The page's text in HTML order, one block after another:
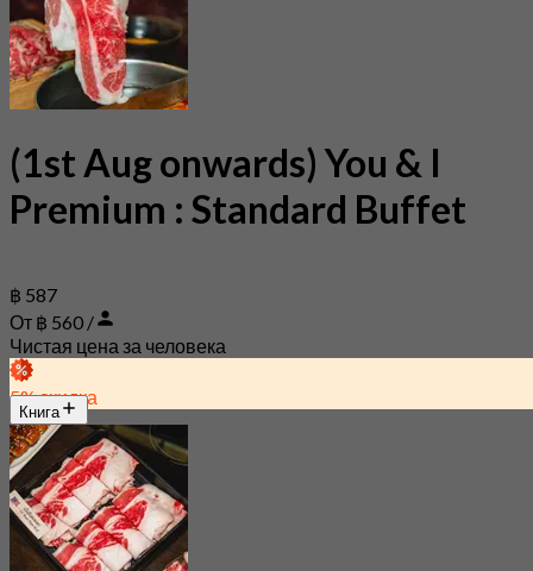
(1st Aug onwards) You & I
Premium : Standard Buffet
฿ 587
От ฿ 560 /
Чистая цена за человека
5% скидка
Книга